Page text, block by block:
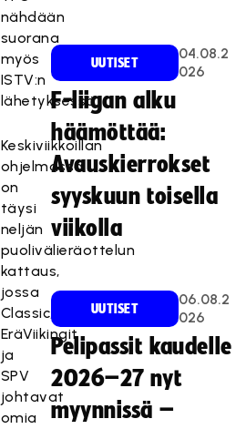
nähdään
suorana
myös
ISTV:n
lähetyksessä.
Keskiviikkoillan
ohjelmassa
on
täysi
neljän
puolivälieräottelun
kattaus,
jossa
Classic,
EräViikingit
ja
SPV
johtavat
omia
UUTISET
04.08.2
026
F-liigan alku
häämöttää:
Avauskierrokset
syyskuun toisella
viikolla
UUTISET
06.08.2
026
Pelipassit kaudelle
2026–27 nyt
myynnissä –